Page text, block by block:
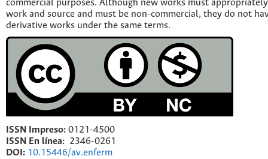
commercial purposes. Although new works must
work and source and must be non-commercial, they do not
derivative works under the same terms.
ISSN Impreso: 0121-4500
ISSN En línea: 2346-0261
DOI: 10.15446/av.enferm